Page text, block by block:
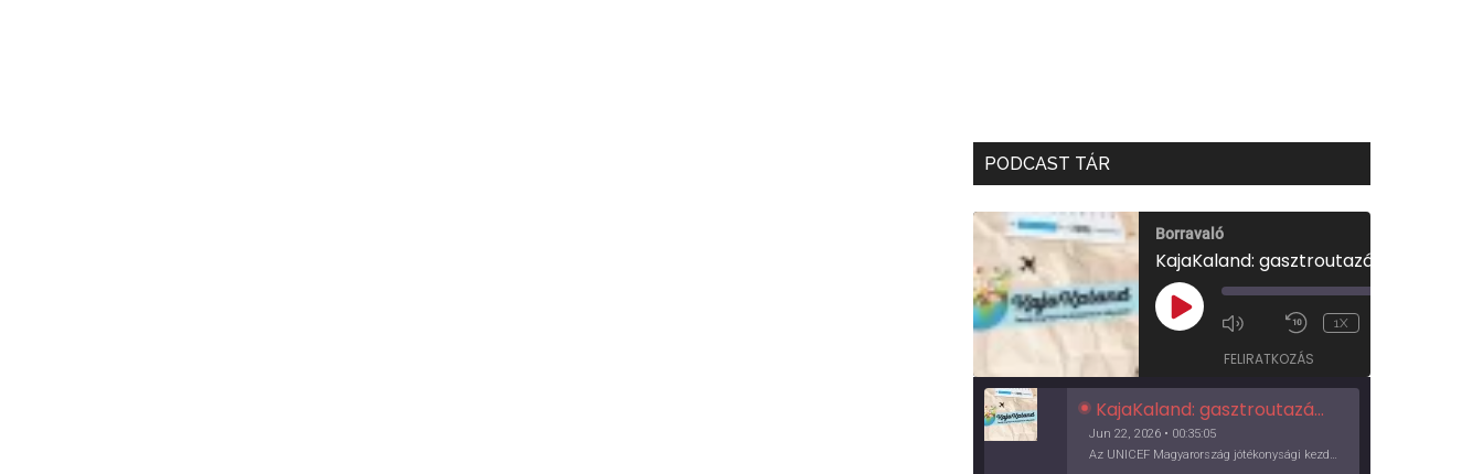
PODCAST TÁR
Borravaló
PLAY
EPISODE
1X
FELIRATKOZÁS
KajaKaland: gasztroutazás a föld körül
Jun 22, 2026 • 00:35:05
Az UNICEF Magyarország jótékonysági kezdeményezése izgalmas, egész éves világkörüli ízutazásra hív, igazi családi program és gasztroedukáció, illetve segítség a rászorulóknak is egyben.